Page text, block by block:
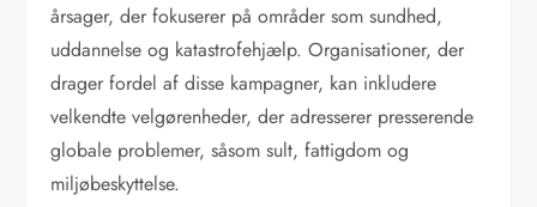
årsager, der fokuserer på områder som sundhed,
uddannelse og katastrofehjælp. Organisationer, der
drager fordel af disse kampagner, kan inkludere
velkendte velgørenheder, der adresserer presserende
globale problemer, såsom sult, fattigdom og
miljøbeskyttelse.